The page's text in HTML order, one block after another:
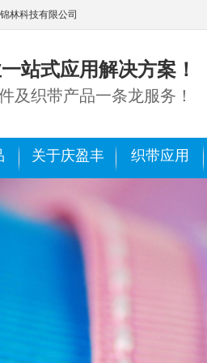
林科技有限公司
站式应用解决方案！
及织带产品一条龙服务！
关于庆盈丰 织带应用